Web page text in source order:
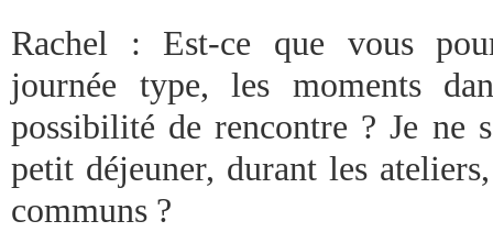
Rachel : Est-ce que vous
journée type, les moments
possibilité de rencontre ? Je ne
petit déjeuner, durant les
communs ?